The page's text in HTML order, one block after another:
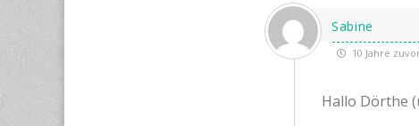
Sabine
10 Jahre
Hallo Dörthe